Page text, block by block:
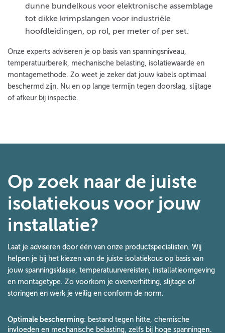
dunne bundelkous voor elektronische assemblage
tot dikke krimpslangen voor industriële
hoofdleidingen, op rol, per meter of per set.
Onze experts adviseren je op basis van spanningsniveau,
temperatuurbereik, mechanische belasting, isolatiewaarde en
montagemethode. Zo weet je zeker dat jouw kabels optimaal
beschermd zijn. Nu en op lange termijn tegen doorslag, slijtage
of afkeur bij inspectie.
Op zoek naar de juiste
isolatiekous voor jouw
installatie?
Laat je adviseren door één van onze productspecialisten. Wij
helpen je bij het kiezen van de juiste isolatiekous op basis van
jouw spanningsklasse, temperatuurvereisten, installatieomgeving
en montagetype. Zo voorkom je oververhitting, slijtage of
storingen en werk je veilig en conform de norm.
Optimale bescherming: bestand tegen hitte, chemische
invloeden en mechanische belasting, zelfs bij hoge spanningen.